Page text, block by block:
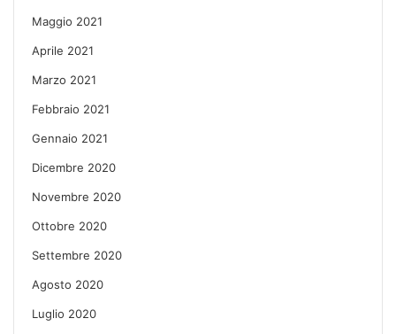
Maggio 2021
Aprile 2021
Marzo 2021
Febbraio 2021
Gennaio 2021
Dicembre 2020
Novembre 2020
Ottobre 2020
Settembre 2020
Agosto 2020
Luglio 2020